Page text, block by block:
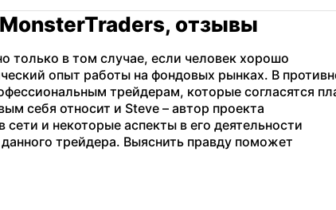
отзывы
только в том случае, если человек хорошо
опыт работы на фондовых рынках. В
трейдерам, которые согласятся
себя относит и Steve – автор проекта
в сети и некоторые аспекты в его деятельности
трейдера. Выяснить правду поможет